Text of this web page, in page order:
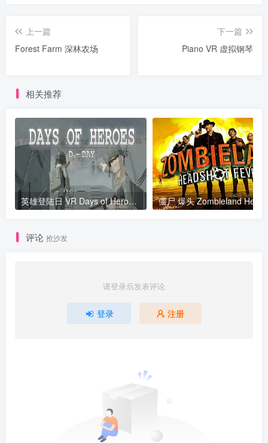
上一篇
Forest Farm 深林农场
下一篇
Piano VR 虚拟钢琴
相关推荐
英雄登陆日 VR Days of Heroes D Day VR
评论 抢沙发
请登录后发表评论
登录 注册